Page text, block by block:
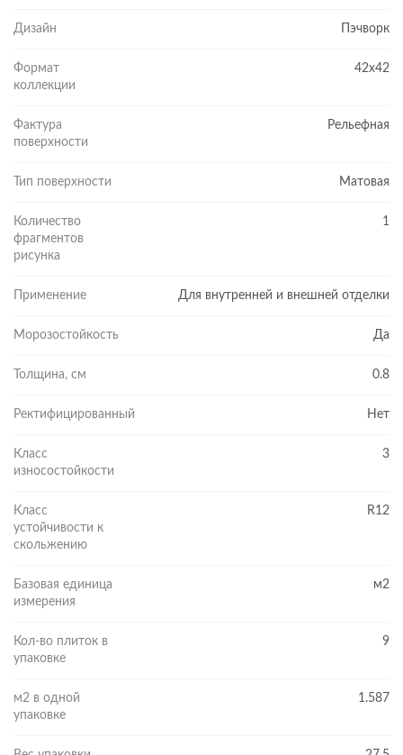
Дизайн Пэчворк
Формат
коллекции
42x42
Фактура
поверхности
Рельефная
Тип поверхности Матовая
Количество
фрагментов
рисунка
1
Применение Для внутренней и внешней отделки
Морозостойкость Да
Толщина, см 0.8
Ректифицированный Нет
Класс
износостойкости
3
Класс
устойчивости к
скольжению
R12
Базовая единица
измерения
м2
Кол-во плиток в
упаковке
9
м2 в одной
упаковке
1.587